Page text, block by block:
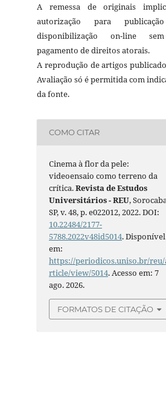
A remessa de originais
autorização para
disponibilização on-line
pagamento de direitos atorais.
A reprodução de artigos
Avaliação só é permitida com
da fonte.
COMO CITAR
Cinema à flor da pele:
videoensaio como terreno da
crítica.Revista de Estudos
Universitários - REU,
SP, v. 48, p. e022012, 2022. DOI:
10.22484/2177-
5788.2022v48id5014. Disponível
em:
https://periodicos.uniso.br/reu/
rticle/view/5014. Acesso em: 7
ago. 2026.
FORMATOS DE CITAÇÃO